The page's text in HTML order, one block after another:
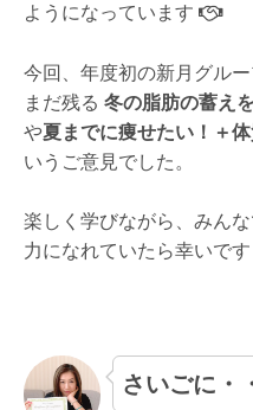
ようになっています
今回、年度初の新月グル
まだ残る 冬の脂肪の蓄え
や夏までに痩せたい！＋
いうご意見でした。
楽しく学びながら、みん
力になれていたら幸いです
さいごに・